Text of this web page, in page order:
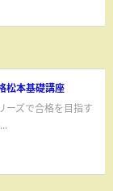
松本基礎講座
ーズで合格を目指す